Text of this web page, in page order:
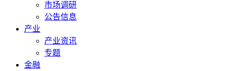
市场调研
公告信息
产业
产业资讯
专题
金融